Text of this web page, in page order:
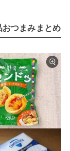
つまみまとめ